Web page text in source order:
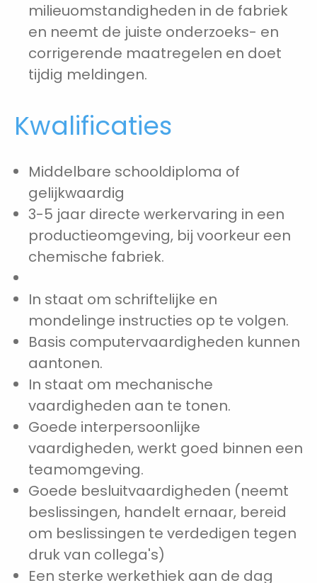
milieuomstandigheden in de fabriek
en neemt de juiste onderzoeks- en
corrigerende maatregelen en doet
tijdig meldingen.
Kwalificaties
Middelbare schooldiploma of
gelijkwaardig
3-5 jaar directe werkervaring in een
productieomgeving, bij voorkeur een
chemische fabriek.
In staat om schriftelijke en
mondelinge instructies op te volgen.
Basis computervaardigheden kunnen
aantonen.
In staat om mechanische
vaardigheden aan te tonen.
Goede interpersoonlijke
vaardigheden, werkt goed binnen een
teamomgeving.
Goede besluitvaardigheden (neemt
beslissingen, handelt ernaar, bereid
om beslissingen te verdedigen tegen
druk van collega's)
Een sterke werkethiek aan de dag